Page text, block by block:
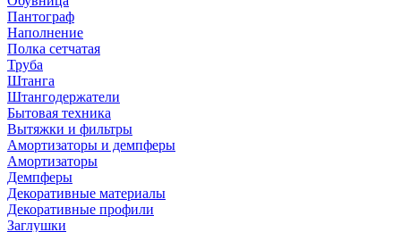
Пантограф
Наполнение
Полка сетчатая
Труба
Штанга
Штангодержатели
Бытовая техника
Вытяжки и фильтры
Амортизаторы и демпферы
Амортизаторы
Демпферы
Декоративные материалы
Декоративные профили
Заглушки